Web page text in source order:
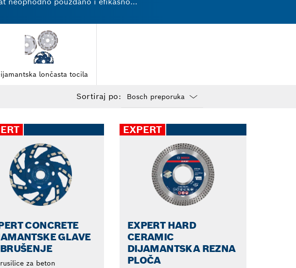
sečenjem i brušenjem.
lončasta tocila
Sortiraj po:
closed
CONCRETE
GLAVE
za beton
EXPERT
EXPERT HARD
CERAMIC
DIJAMANTSKA REZNA
PLOČA